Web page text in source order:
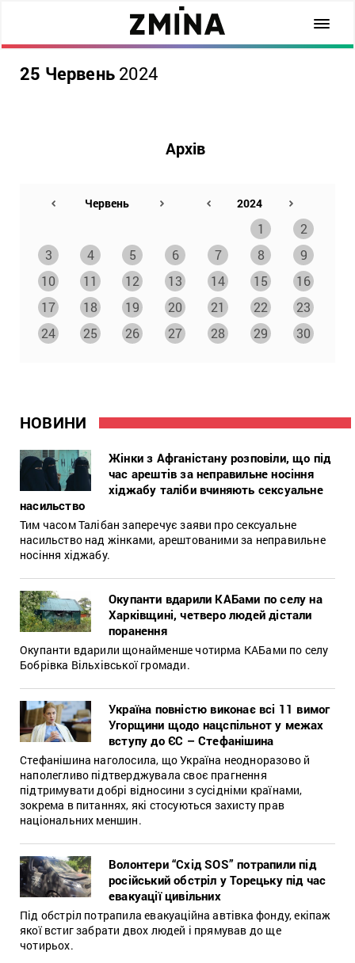
25 Червень 2024
НОВИНИ
Жінки з Афганістану розповіли, що під
час арештів за неправильне носіння
хіджабу таліби вчиняють сексуальне
насильство
Тим часом Талібан заперечує заяви про сексуальне
насильство над жінками, арештованими за неправильне
носіння хіджабу.
Окупанти вдарили КАБами по селу на
Харківщині, четверо людей дістали
поранення
Окупанти вдарили щонайменше чотирма КАБами по селу
Бобрівка Вільхівської громади.
Україна повністю виконає всі 11 вимог
Угорщини щодо нацспільнот у межах
вступу до ЄС – Стефанішина
Стефанішина наголосила, що Україна неодноразово й
наполегливо підтверджувала своє прагнення
підтримувати добрі відносини з сусідніми країнами,
зокрема в питаннях, які стосуються захисту прав
національних меншин.
Волонтери “Схід SOS” потрапили під
російський обстріл у Торецьку під час
евакуації цивільних
Під обстріл потрапила евакуаційна автівка фонду, екіпаж
якої встиг забрати двох людей і прямував до ще
чотирьох.
Архів
1
2
3
4 5 6 7 8
9
10
11 12 13 14 15
16
17
18 19 20 21 22
23
24
25 26 27 28 29 30